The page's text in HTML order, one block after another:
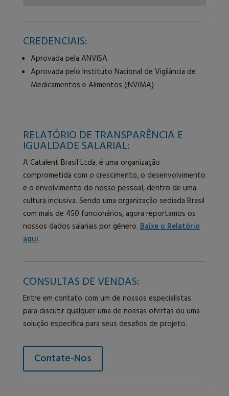
CREDENCIAIS:
Aprovada pela ANVISA
Aprovada pelo Instituto Nacional de Vigilância de
Medicamentos e Alimentos (INVIMA)
RELATÓRIO DE TRANSPARÊNCIA E
IGUALDADE SALARIAL:
A Catalent Brasil Ltda. é uma organização
comprometida com o crescimento, o desenvolvimento
e o envolvimento do nosso pessoal, dentro de uma
cultura inclusiva. Sendo uma organização sediada Brasil
com mais de 450 funcionários, agora reportamos os
nossos dados salariais por género.Baixe o Relatório
aqui.
CONSULTAS DE VENDAS:
Entre em contato com um de nossos especialistas
para discutir qualquer uma de nossas ofertas ou uma
solução específica para seus desafios de projeto.
Contate-Nos